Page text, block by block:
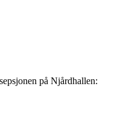
på Njårdhallen: